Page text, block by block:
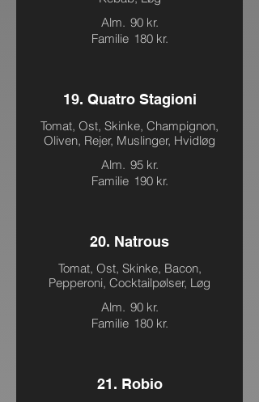
Alm. 90 kr.
Familie 180 kr.
19. Quatro Stagioni
Tomat, Ost, Skinke, Champignon,
Oliven, Rejer, Muslinger, Hvidløg
Alm. 95 kr.
Familie 190 kr.
20. Natrous
Tomat, Ost, Skinke, Bacon,
Pepperoni, Cocktailpølser, Løg
Alm. 90 kr.
Familie 180 kr.
21. Robio